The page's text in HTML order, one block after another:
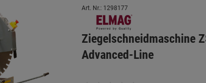
Art. Nr.: 1298177
Ziegelschneidmaschine
Advanced-Line